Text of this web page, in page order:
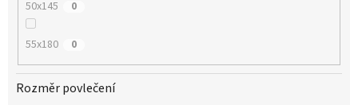
50x145 0
55x180 0
Rozměr povlečení